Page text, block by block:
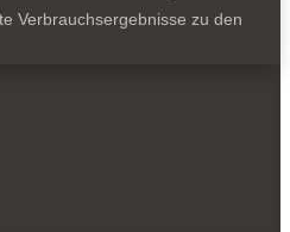
Verbrauchsergebnisse zu den